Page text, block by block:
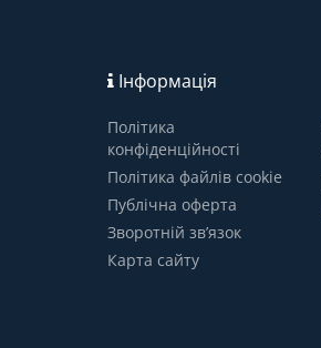
Інформація
Політика
конфіденційності
Політика файлів cookie
Публічна оферта
Зворотній зв’язок
Карта сайту